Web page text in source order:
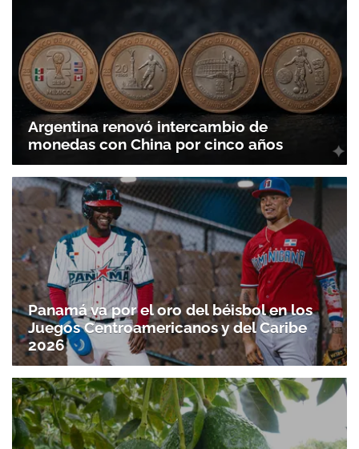
Argentina renovó intercambio de
monedas con China por cinco años
Panamá va por el oro del béisbol en los
Juegos Centroamericanos y del Caribe
2026